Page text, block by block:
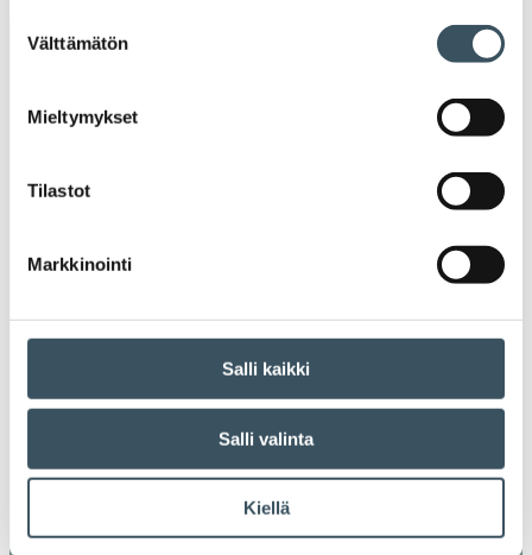
valinta
Välttämätön
Mieltymykset
Tilastot
Markkinointi
Salli kaikki
Salli valinta
Kiellä
alv arvonlisävero
digitalisaatio
kaupan näkymät kauppa kemikaalit
kiertotalous koronavirus koulutus